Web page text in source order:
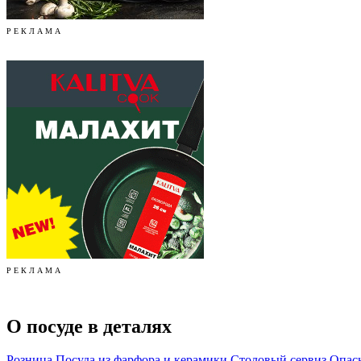
Р Е К Л А М А
Р Е К Л А М А
О посуде в деталях